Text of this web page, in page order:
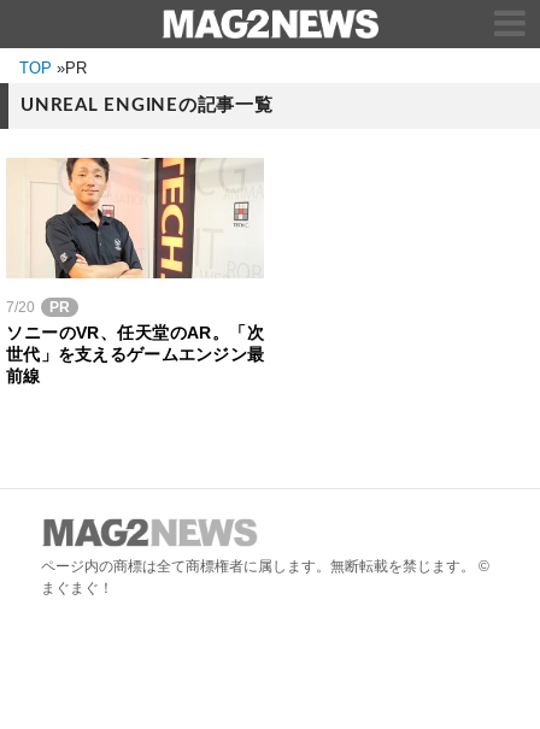
TOP »PR
UNREAL ENGINEの記事一覧
7/20 PR
ソニーのVR、任天堂のAR。「次
世代」を支えるゲームエンジン最
前線
ページ内の商標は全て商標権者に属します。無断転載を禁じます。 ©
まぐまぐ！